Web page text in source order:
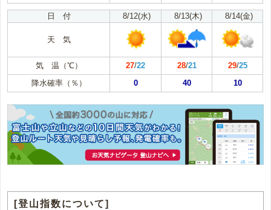
日 付 8/12(水) 8/13(木) 8/14(金)
天 気
気 温（℃） 27/22 28/21 29/25
降水確率（％）
0 40 10
[登山指数について]